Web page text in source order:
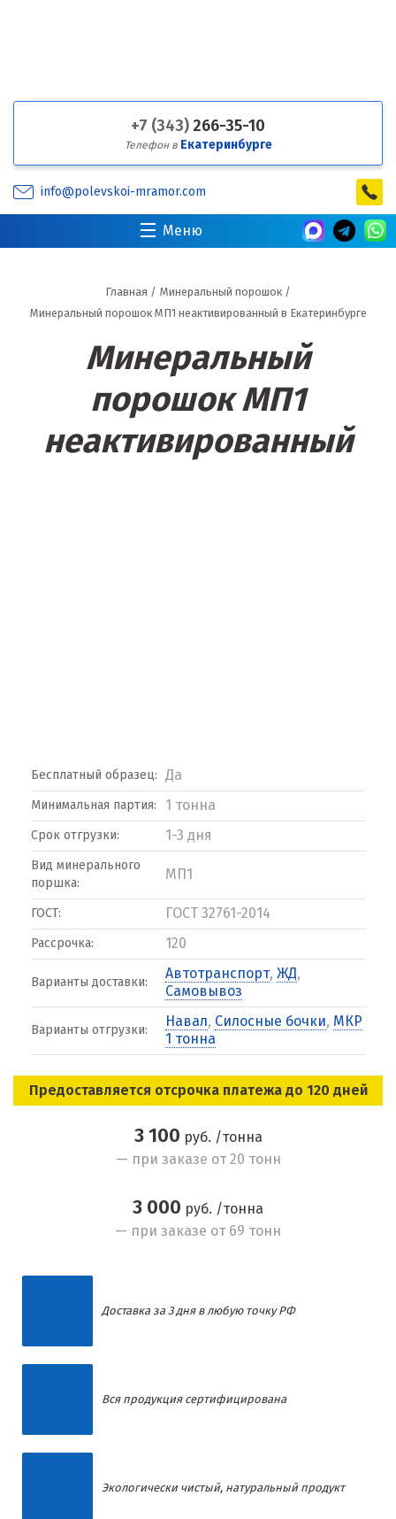
+7 (343) 266-35-10
Телефон в Екатеринбурге
info@polevskoi-mramor.com
Меню
Главная / Минеральный порошок /
Минеральный порошок МП1 неактивированный в Екатеринбурге
Минеральный
порошок МП1
неактивированный
Бесплатный образец: Да
Минимальная партия: 1 тонна
Срок отгрузки: 1-3 дня
Вид минерального
поршка:
МП1
ГОСТ: ГОСТ 32761-2014
Рассрочка: 120
Варианты доставки:
Автотранспорт, ЖД,
Самовывоз
Варианты отгрузки:
Навал, Силосные бочки, МКР
1 тонна
Предоставляется отсрочка платежа до 120 дней
3 100 руб. /тонна
— при заказе от 20 тонн
3 000 руб. /тонна
— при заказе от 69 тонн
Доставка за 3 дня в любую точку РФ
Вся продукция сертифицирована
Экологически чистый, натуральный продукт